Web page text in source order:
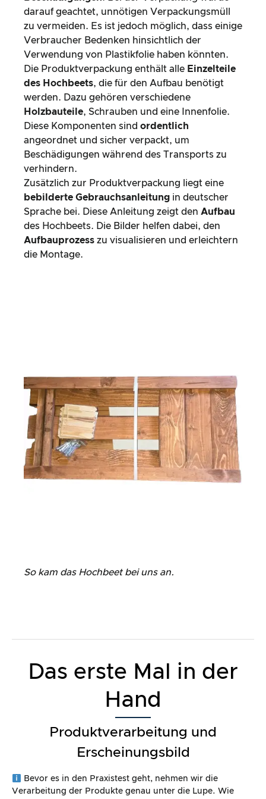
darauf geachtet, unnötigen Verpackungsmüll
zu vermeiden. Es ist jedoch möglich, dass einige
Verbraucher Bedenken hinsichtlich der
Verwendung von Plastikfolie haben könnten.
Die Produktverpackung enthält alle Einzelteile
des Hochbeets, die für den Aufbau benötigt
werden. Dazu gehören verschiedene
Holzbauteile, Schrauben und eine Innenfolie.
Diese Komponenten sind ordentlich
angeordnet und sicher verpackt, um
Beschädigungen während des Transports zu
verhindern.
Zusätzlich zur Produktverpackung liegt eine
bebilderte Gebrauchsanleitung in deutscher
Sprache bei. Diese Anleitung zeigt den Aufbau
des Hochbeets. Die Bilder helfen dabei, den
Aufbauprozess zu visualisieren und erleichtern
die Montage.
So kam das Hochbeet bei uns an.
Das erste Mal in der
Hand
Produktverarbeitung und
Erscheinungsbild
Bevor es in den Praxistest geht, nehmen wir die
Verarbeitung der Produkte genau unter die Lupe. Wie